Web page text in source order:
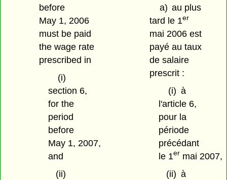
before
May 1, 2006
must be paid
the wage rate
prescribed in
(i)
section 6,
for the
period
before
May 1, 2007,
and
(ii)
a) au plus
tard le 1er
mai 2006 est
payé au taux
de salaire
prescrit :
(i) à
l'article 6,
pour la
période
précédant
le 1er mai 2007,
(ii) à